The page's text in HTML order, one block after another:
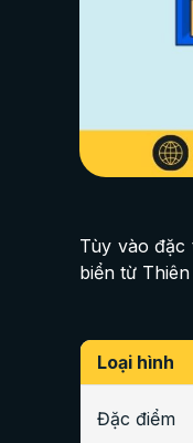
Tùy vào
biển từ
Loại hình
Đặc điểm